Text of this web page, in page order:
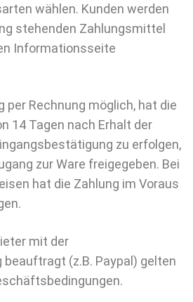
wählen. Kunden werden
stehenden Zahlungsmittel
Informationsseite
per Rechnung möglich, hat die
14 Tagen nach Erhalt der
zu erfolgen,
zur Ware freigegeben. Bei
hat die Zahlung im Voraus
mit der
(z.B. Paypal) gelten